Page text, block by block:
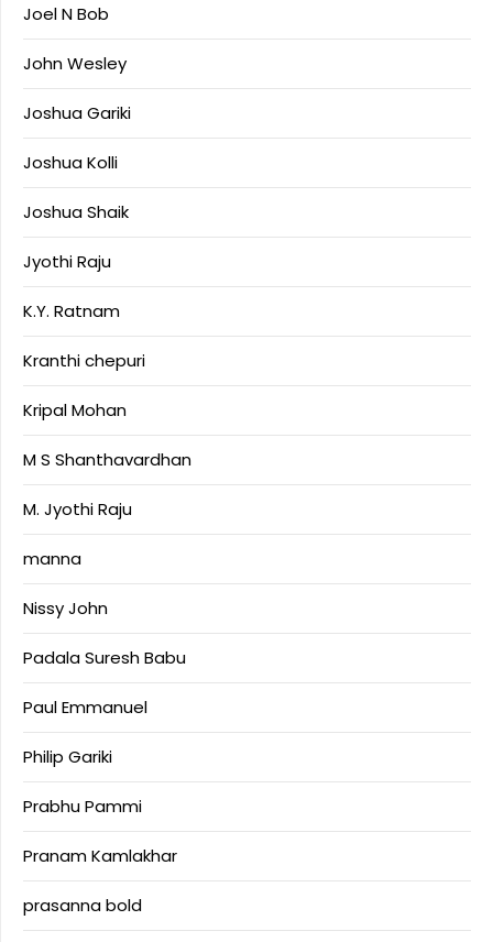
Joel N Bob
John Wesley
Joshua Gariki
Joshua Kolli
Joshua Shaik
Jyothi Raju
K.Y. Ratnam
Kranthi chepuri
Kripal Mohan
M S Shanthavardhan
M. Jyothi Raju
manna
Nissy John
Padala Suresh Babu
Paul Emmanuel
Philip Gariki
Prabhu Pammi
Pranam Kamlakhar
prasanna bold